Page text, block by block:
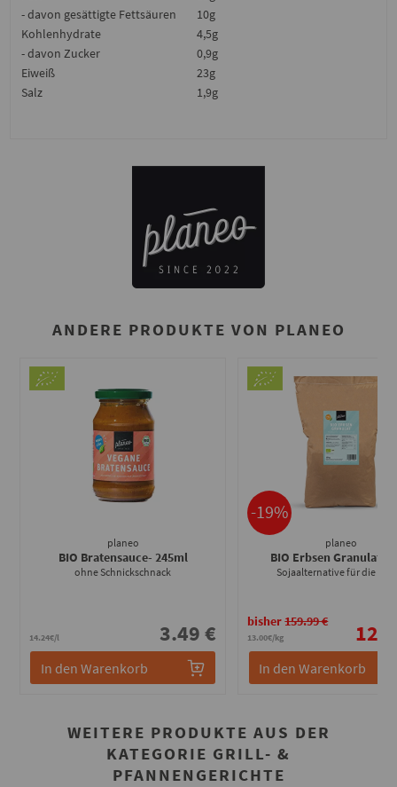
- davon gesättigte Fettsäuren
10g
Kohlenhydrate
4,5g
- davon Zucker
0,9g
Eiweiß
23g
Salz
1,9g
ANDERE PRODUKTE VON PLANEO
planeo
BIO Bratensauce- 245ml
ohne Schnickschnack
14.24€/l 3.49 €
In den Warenkorb
-19%
planeo
BIO Erbsen Granulat
Sojaalternative für die
13.00€/kg
bisher159.99 €
In den Warenkorb
WEITERE PRODUKTE AUS DER
KATEGORIE GRILL- &
PFANNENGERICHTE